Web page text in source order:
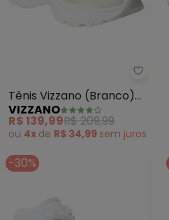
Tênis Vizzano (Branco)
em Tecido
VIZZANO
R$ 139,99R$ 209,99
ou 4x de R$ 34,99 sem juros
-30%